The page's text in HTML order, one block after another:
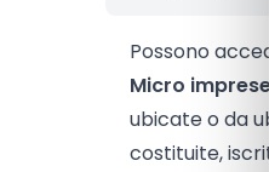
Possono
Micro imprese
ubicate o da
costituite,